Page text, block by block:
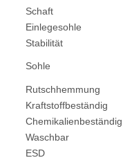
Schaft
Einlegesohle
Stabilität
Sohle
Rutschhemmung
Kraftstoffbeständig
Chemikalienbeständig
Waschbar
ESD